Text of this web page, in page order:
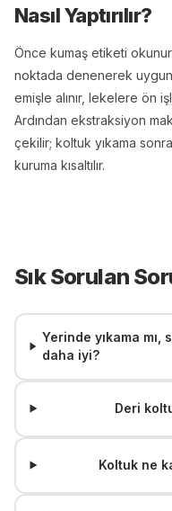
Nasıl Yaptırılır?
Önce kumaş etiketi
noktada denenerek
emişle alınır, lekelere ön
Ardından ekstraksiyon
çekilir; koltuk yıkama
kuruma kısaltılır.
Sık Sorulan
Yerinde yıkama mı,
daha iyi?
Deri
Koltuk ne